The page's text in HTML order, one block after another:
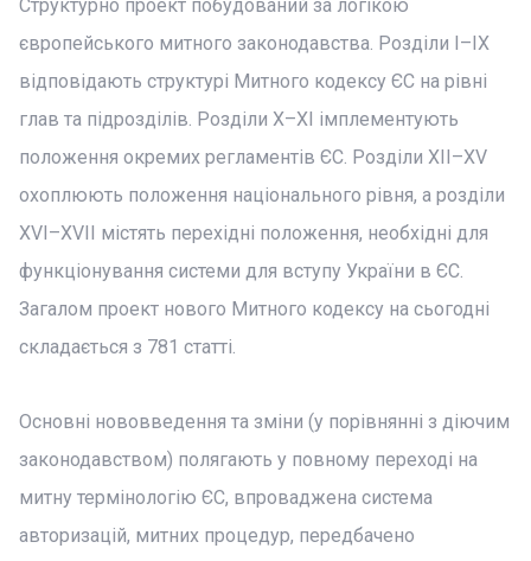
Структурно проект побудований за логікою
європейського митного законодавства. Розділи I–IX
відповідають структурі Митного кодексу ЄС на рівні
глав та підрозділів. Розділи X–XI імплементують
положення окремих регламентів ЄС. Розділи XII–XV
охоплюють положення національного рівня, а розділи
XVI–XVII містять перехідні положення, необхідні для
функціонування системи для вступу України в ЄС.
Загалом проект нового Митного кодексу на сьогодні
складається з 781 статті.
Основні нововведення та зміни (у порівнянні з діючим
законодавством) полягають у повному переході на
митну термінологію ЄС, впроваджена система
авторизацій, митних процедур, передбачено